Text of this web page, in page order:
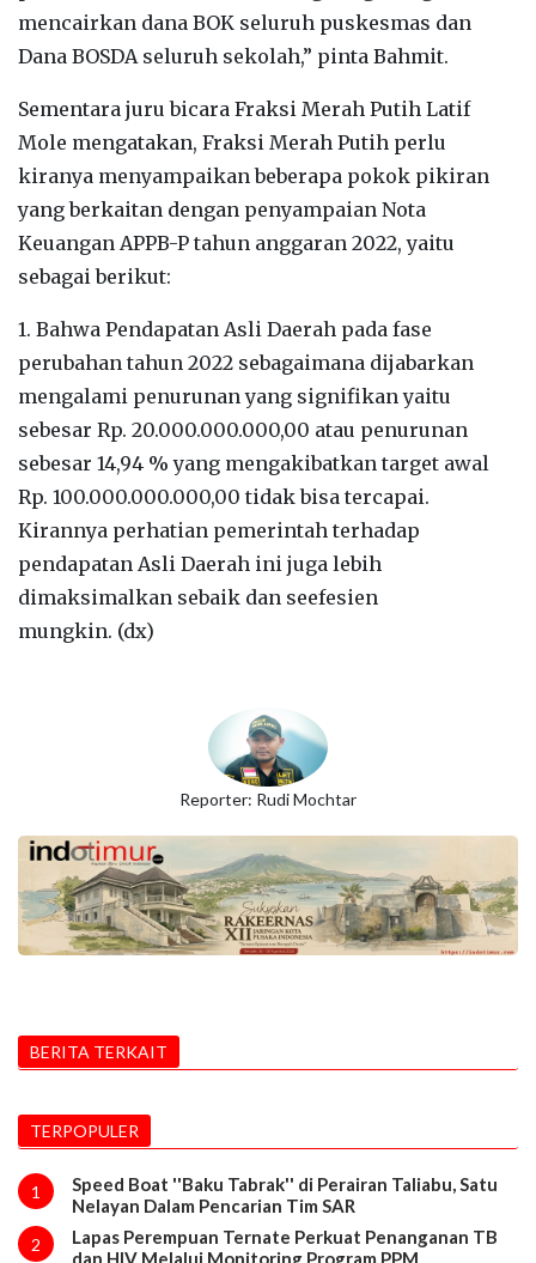
mencairkan dana BOK seluruh puskesmas dan
Dana BOSDA seluruh sekolah,” pinta Bahmit.
Sementara juru bicara Fraksi Merah Putih Latif
Mole mengatakan, Fraksi Merah Putih perlu
kiranya menyampaikan beberapa pokok pikiran
yang berkaitan dengan penyampaian Nota
Keuangan APPB-P tahun anggaran 2022, yaitu
sebagai berikut:
1. Bahwa Pendapatan Asli Daerah pada fase
perubahan tahun 2022 sebagaimana dijabarkan
mengalami penurunan yang signifikan yaitu
sebesar Rp. 20.000.000.000,00 atau penurunan
sebesar 14,94 % yang mengakibatkan target awal
Rp. 100.000.000.000,00 tidak bisa tercapai.
Kirannya perhatian pemerintah terhadap
pendapatan Asli Daerah ini juga lebih
dimaksimalkan sebaik dan seefesien
mungkin. (dx)
Reporter: Rudi Mochtar
BERITA TERKAIT
TERPOPULER
1
Speed Boat ''Baku Tabrak'' di Perairan Taliabu, Satu
Nelayan Dalam Pencarian Tim SAR
2
Lapas Perempuan Ternate Perkuat Penanganan TB
dan HIV Melalui Monitoring Program PPM